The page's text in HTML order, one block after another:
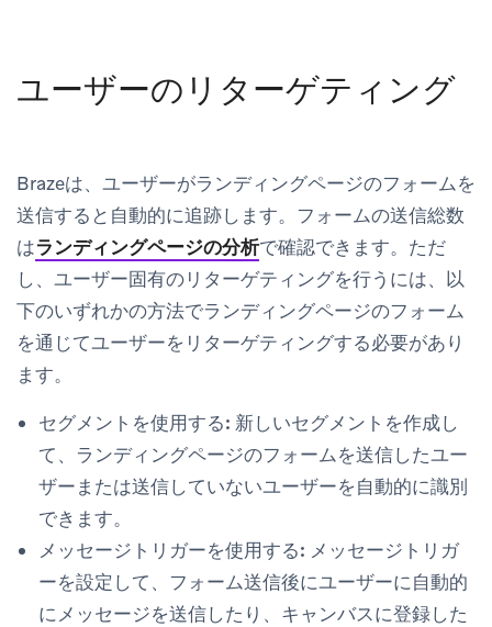
ユーザーのリターゲティング
Brazeは、ユーザーがランディングページのフォームを
送信すると自動的に追跡します。フォームの送信総数
はランディングページの分析で確認できます。ただ
し、ユーザー固有のリターゲティングを行うには、以
下のいずれかの方法でランディングページのフォーム
を通じてユーザーをリターゲティングする必要があり
ます。
セグメントを使用する: 新しいセグメントを作成し
て、ランディングページのフォームを送信したユー
ザーまたは送信していないユーザーを自動的に識別
できます。
メッセージトリガーを使用する: メッセージトリガ
ーを設定して、フォーム送信後にユーザーに自動的
にメッセージを送信したり、キャンバスに登録した